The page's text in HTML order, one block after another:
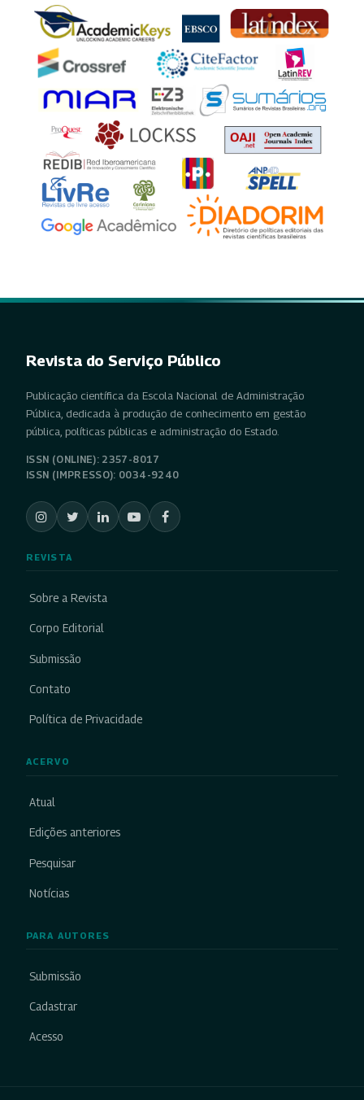
Revista do Serviço Público
Publicação científica da Escola Nacional de Administração
Pública, dedicada à produção de conhecimento em gestão
pública, políticas públicas e administração do Estado.
ISSN (ONLINE): 2357-8017
ISSN (IMPRESSO): 0034-9240
REVISTA
Sobre a Revista
Corpo Editorial
Submissão
Contato
Política de Privacidade
ACERVO
Atual
Edições anteriores
Pesquisar
Notícias
PARA AUTORES
Submissão
Cadastrar
Acesso